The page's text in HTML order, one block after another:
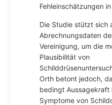
Fehleinschätzungen
Die Studie stützt sich
Abrechnungsdaten
Vereinigung, um die
Plausibilität von
Orth betont jedoch,
bedingt Aussagekraft
Symptome von